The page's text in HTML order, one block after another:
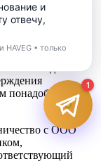
Гидроизолом в
Расход
обильные
надежную
здания
понадобится
с ООО
1
у отвеч у,
риала и ч
HAVEG • только